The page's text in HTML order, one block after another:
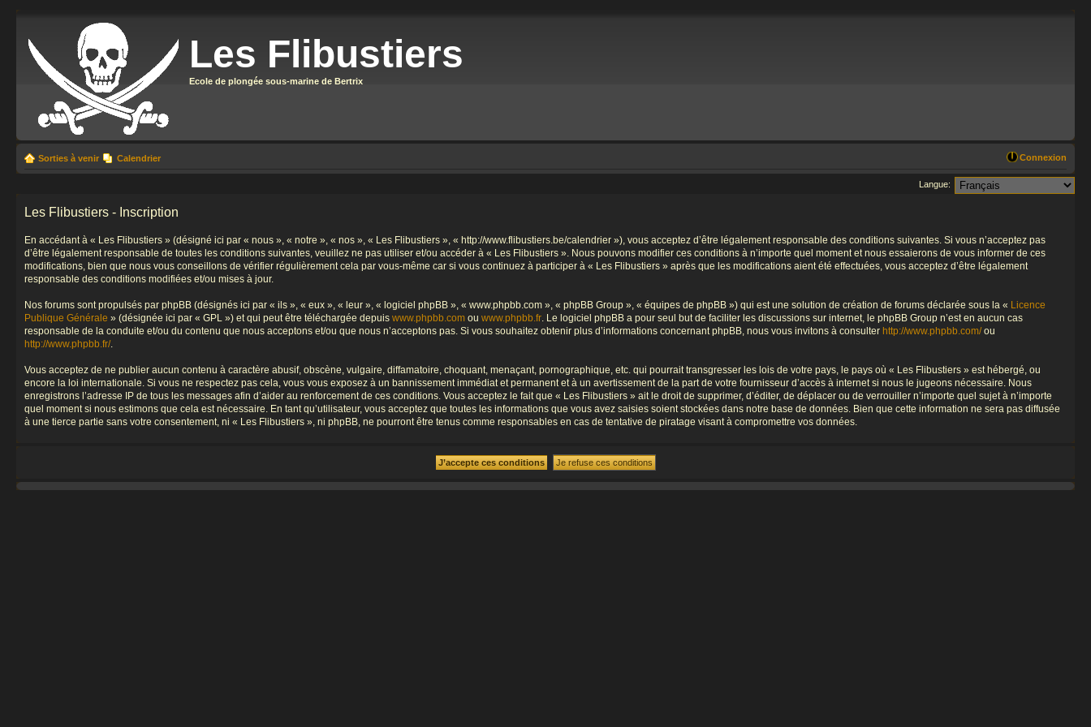
Les Flibustiers
Ecole de plongée sous-marine de Bertrix
Sorties à venir Calendrier Connexion
Langue:
Les Flibustiers - Inscription
En accédant à « Les Flibustiers » (désigné ici par « nous », « notre », « nos », « Les Flibustiers », « http://www.flibustiers.be/calendrier »), vous acceptez d’être légalement responsable des conditions suivantes. Si vous n’acceptez pas
d’être légalement responsable de toutes les conditions suivantes, veuillez ne pas utiliser et/ou accéder à « Les Flibustiers ». Nous pouvons modifier ces conditions à n’importe quel moment et nous essaierons de vous informer de ces
modifications, bien que nous vous conseillons de vérifier régulièrement cela par vous-même car si vous continuez à participer à « Les Flibustiers » après que les modifications aient été effectuées, vous acceptez d’être légalement
responsable des conditions modifiées et/ou mises à jour.
Nos forums sont propulsés par phpBB (désignés ici par « ils », « eux », « leur », « logiciel phpBB », « www.phpbb.com », « phpBB Group », « équipes de phpBB ») qui est une solution de création de forums déclarée sous la « Licence
Publique Générale » (désignée ici par « GPL ») et qui peut être téléchargée depuis www.phpbb.com ou www.phpbb.fr. Le logiciel phpBB a pour seul but de faciliter les discussions sur internet, le phpBB Group n’est en aucun cas
responsable de la conduite et/ou du contenu que nous acceptons et/ou que nous n’acceptons pas. Si vous souhaitez obtenir plus d’informations concernant phpBB, nous vous invitons à consulter http://www.phpbb.com/ou
http://www.phpbb.fr/.
Vous acceptez de ne publier aucun contenu à caractère abusif, obscène, vulgaire, diffamatoire, choquant, menaçant, pornographique, etc. qui pourrait transgresser les lois de votre pays, le pays où « Les Flibustiers » est hébergé, ou
encore la loi internationale. Si vous ne respectez pas cela, vous vous exposez à un bannissement immédiat et permanent et à un avertissement de la part de votre fournisseur d’accès à internet si nous le jugeons nécessaire. Nous
enregistrons l’adresse IP de tous les messages afin d’aider au renforcement de ces conditions. Vous acceptez le fait que « Les Flibustiers » ait le droit de supprimer, d’éditer, de déplacer ou de verrouiller n’importe quel sujet à n’importe
quel moment si nous estimons que cela est nécessaire. En tant qu’utilisateur, vous acceptez que toutes les informations que vous avez saisies soient stockées dans notre base de données. Bien que cette information ne sera pas diffusée
à une tierce partie sans votre consentement, ni « Les Flibustiers », ni phpBB, ne pourront être tenus comme responsables en cas de tentative de piratage visant à compromettre vos données.